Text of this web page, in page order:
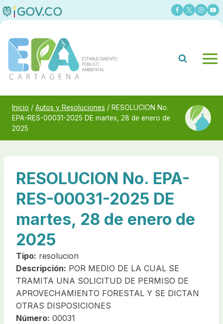
Saltar
al
Inicio / Autos y Resoluciones / RESOLUCION No.
EPA-RES-00031-2025 DE martes, 28 de enero de
2025
RESOLUCION No. EPA-
RES-00031-2025 DE
martes, 28 de enero de
2025
Tipo: resolucion
Descripción: POR MEDIO DE LA CUAL SE
TRAMITA UNA SOLICITUD DE PERMISO DE
APROVECHAMIENTO FORESTAL Y SE DICTAN
OTRAS DISPOSICIONES
Número: 00031